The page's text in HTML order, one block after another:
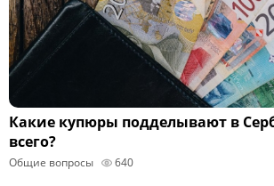
Какие купюры подделывают в
всего?
Общие вопросы 640